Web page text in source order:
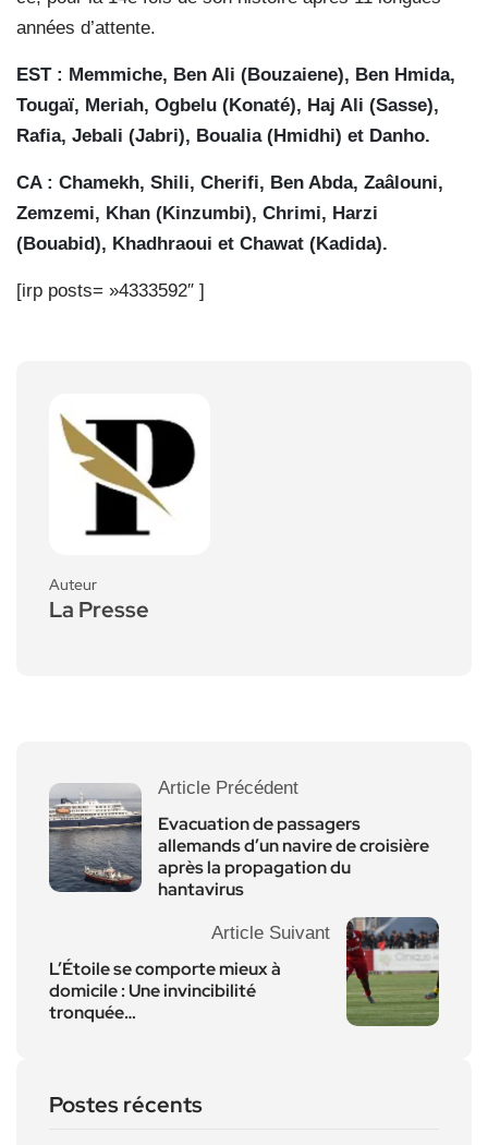
années d’attente.
EST : Memmiche, Ben Ali (Bouzaiene), Ben Hmida,
Tougaï, Meriah, Ogbelu (Konaté), Haj Ali (Sasse),
Rafia, Jebali (Jabri), Boualia (Hmidhi) et Danho.
CA : Chamekh, Shili, Cherifi, Ben Abda, Zaâlouni,
Zemzemi, Khan (Kinzumbi), Chrimi, Harzi
(Bouabid), Khadhraoui et Chawat (Kadida).
[irp posts= »4333592″ ]
Auteur
La Presse
Article Précédent
Evacuation de passagers
allemands d’un navire de croisière
après la propagation du
hantavirus
Article Suivant
L’Étoile se comporte mieux à
domicile : Une invincibilité
tronquée…
Postes récents